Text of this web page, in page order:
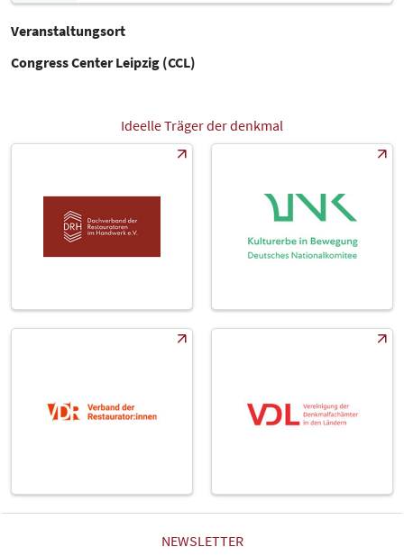
Veranstaltungsort
Congress Center Leipzig (CCL)
Ideelle Träger der denkmal
NEWSLETTER